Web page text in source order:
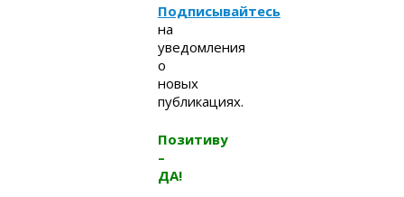
Подписывайтесь
на
уведомления
о
новых
публикациях.
Позитиву
–
ДА!